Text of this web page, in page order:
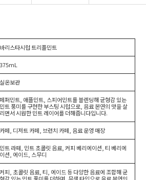
바리스타시럽 트리플민트
375mL
실온보관
페퍼민트, 애플민트, 스피어민트를 블렌딩해 균형감 있는
민트 풍미를 구현한 부스팅 시럽으로, 음료 본연의 맛을 살
리면서 시원한 민트 레이어를 더해줍니다입니다.
카페, 디저트 카페, 브런치 카페, 음료 운영 매장
민트 라떼, 민트 초콜릿 음료, 커피 베리에이션, 티 베리에
이션, 에이드, 스무디
커피, 초콜릿 음료, 티, 에이드 등 다양한 음료에 조합해 균